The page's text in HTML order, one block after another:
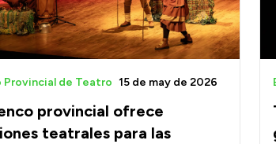
provincial ofrece
teatrales para las
Provincial de Teatro 15 de may de 2026